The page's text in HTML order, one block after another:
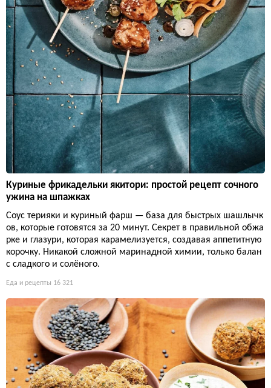
Куриные фрикадельки якитори: простой рецепт сочного
ужина на шпажках
Соус терияки и куриный фарш — база для быстрых шашлычк
ов, которые готовятся за 20 минут. Секрет в правильной обжа
рке и глазури, которая карамелизуется, создавая аппетитную
корочку. Никакой сложной маринадной химии, только балан
с сладкого и солёного.
Еда и рецепты 16 321